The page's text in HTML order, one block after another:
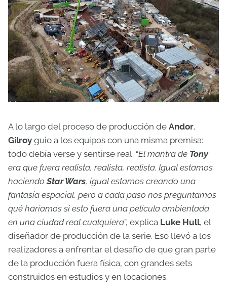
A lo largo del proceso de producción de Andor,
Gilroy guio a los equipos con una misma premisa:
todo debía verse y sentirse real. “El mantra de Tony
era que fuera realista, realista, realista. Igual estamos
haciendoStar Wars, igual estamos creando una
fantasía espacial, pero a cada paso nos preguntamos
qué haríamos si esto fuera una película ambientada
en una ciudad real cualquiera”, explica Luke Hull, el
diseñador de producción de la serie. Eso llevó a los
realizadores a enfrentar el desafío de que gran parte
de la producción fuera física, con grandes sets
construidos en estudios y en locaciones.